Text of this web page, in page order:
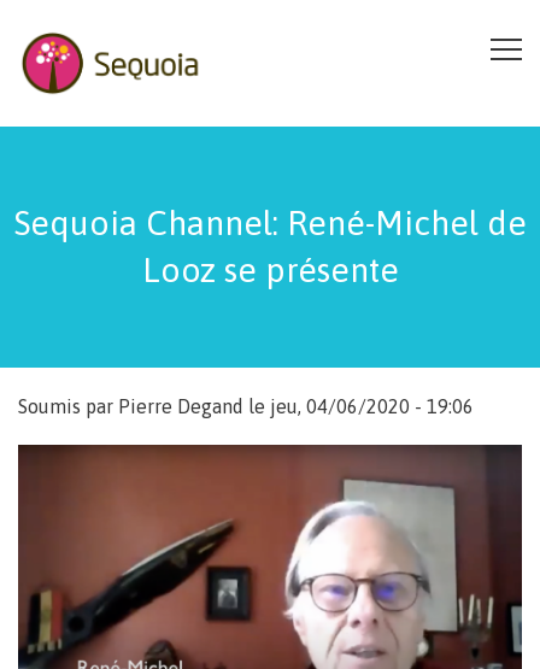
Sequoia Channel: René-Michel de
Looz se présente
Soumis par Pierre Degand le jeu, 04/06/2020 - 19:06